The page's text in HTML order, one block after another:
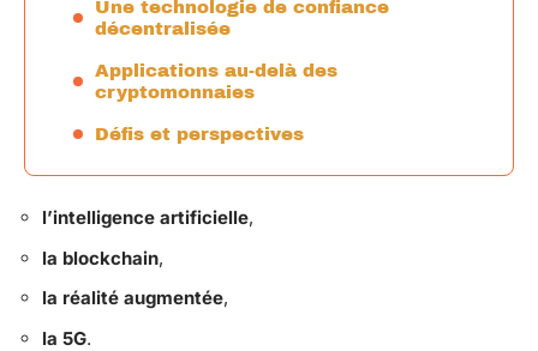
Une technologie de confiance
décentralisée
Applications au-delà des
cryptomonnaies
Défis et perspectives
l’intelligence artificielle,
la blockchain,
la réalité augmentée,
la 5G.